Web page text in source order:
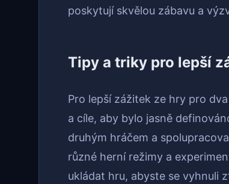
poskytují skvělou zábavu a
Tipy a triky pro lepší
Pro lepší zážitek ze hry pro
a cíle, aby bylo jasně
druhým hráčem a
různé herní režimy a
ukládat hru, abyste se vyhnuli